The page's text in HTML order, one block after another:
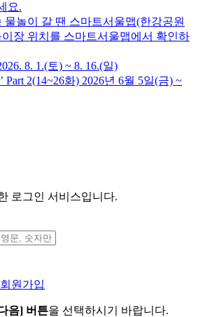
로그인 서비스입니다.
회원가입
음] 버튼을 선택하시기 바랍니다.